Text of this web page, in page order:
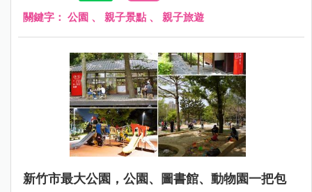
關鍵字： 公園 、 親子景點 、 親子旅遊
新竹市最大公園，公園、圖書館、動物園一把包